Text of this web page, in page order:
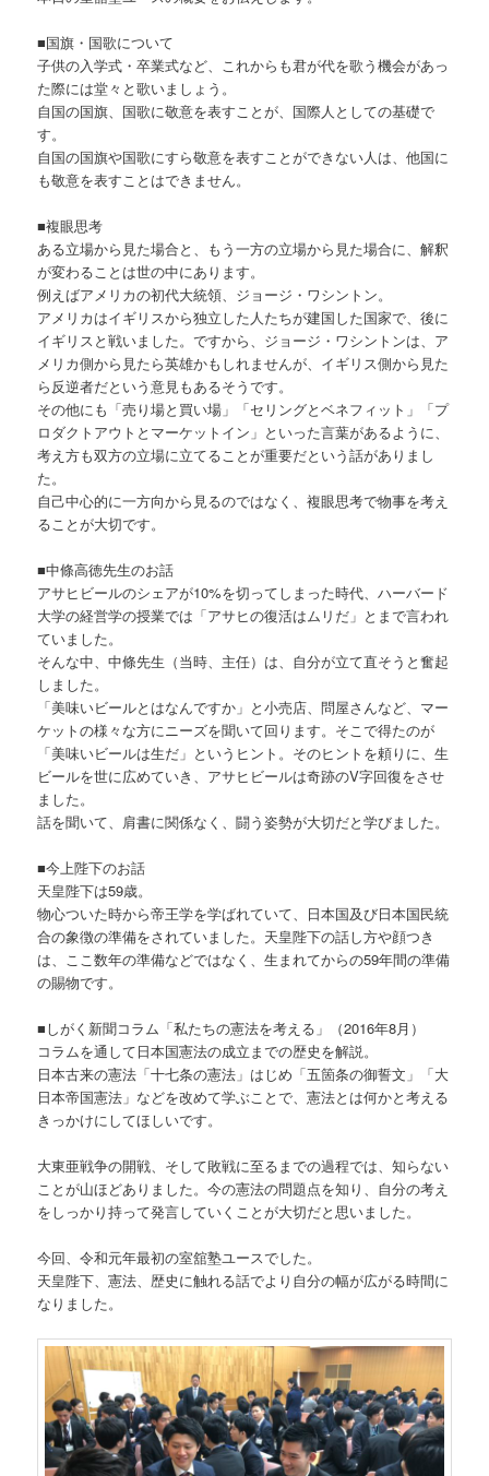
■国旗・国歌について
子供の入学式・卒業式など、これからも君が代を歌う機会があっ
た際には堂々と歌いましょう。
自国の国旗、国歌に敬意を表すことが、国際人としての基礎で
す。
自国の国旗や国歌にすら敬意を表すことができない人は、他国に
も敬意を表すことはできません。
■複眼思考
ある立場から見た場合と、もう一方の立場から見た場合に、解釈
が変わることは世の中にあります。
例えばアメリカの初代大統領、ジョージ・ワシントン。
アメリカはイギリスから独立した人たちが建国した国家で、後に
イギリスと戦いました。ですから、ジョージ・ワシントンは、ア
メリカ側から見たら英雄かもしれませんが、イギリス側から見た
ら反逆者だという意見もあるそうです。
その他にも「売り場と買い場」「セリングとベネフィット」「プ
ロダクトアウトとマーケットイン」といった言葉があるように、
考え方も双方の立場に立てることが重要だという話がありまし
た。
自己中心的に一方向から見るのではなく、複眼思考で物事を考え
ることが大切です。
■中條高徳先生のお話
アサヒビールのシェアが10%を切ってしまった時代、ハーバード
大学の経営学の授業では「アサヒの復活はムリだ」とまで言われ
ていました。
そんな中、中條先生（当時、主任）は、自分が立て直そうと奮起
しました。
「美味いビールとはなんですか」と小売店、問屋さんなど、マー
ケットの様々な方にニーズを聞いて回ります。そこで得たのが
「美味いビールは生だ」というヒント。そのヒントを頼りに、生
ビールを世に広めていき、アサヒビールは奇跡のV字回復をさせ
ました。
話を聞いて、肩書に関係なく、闘う姿勢が大切だと学びました。
■今上陛下のお話
天皇陛下は59歳。
物心ついた時から帝王学を学ばれていて、日本国及び日本国民統
合の象徴の準備をされていました。天皇陛下の話し方や顔つき
は、ここ数年の準備などではなく、生まれてからの59年間の準備
の賜物です。
■しがく新聞コラム「私たちの憲法を考える」（2016年8月）
コラムを通して日本国憲法の成立までの歴史を解説。
日本古来の憲法「十七条の憲法」はじめ「五箇条の御誓文」「大
日本帝国憲法」などを改めて学ぶことで、憲法とは何かと考える
きっかけにしてほしいです。
大東亜戦争の開戦、そして敗戦に至るまでの過程では、知らない
ことが山ほどありました。今の憲法の問題点を知り、自分の考え
をしっかり持って発言していくことが大切だと思いました。
今回、令和元年最初の室舘塾ユースでした。
天皇陛下、憲法、歴史に触れる話でより自分の幅が広がる時間に
なりました。